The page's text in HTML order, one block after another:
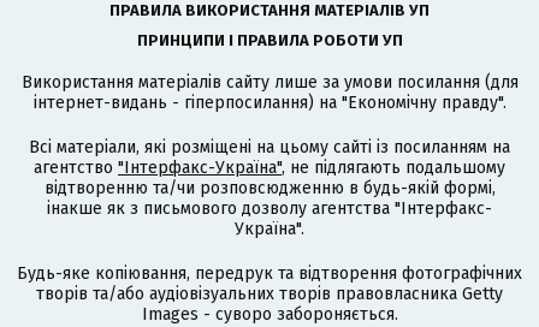
ПРАВИЛА ВИКОРИСТАННЯ МАТЕРІАЛІВ УП
ПРИНЦИПИ І ПРАВИЛА РОБОТИ УП
Використання матеріалів сайту лише за умови посилання (для
інтернет-видань - гіперпосилання) на "Економічну правду".
Всі матеріали, які розміщені на цьому сайті із посиланням на
агентство "Інтерфакс-Україна", не підлягають подальшому
відтворенню та/чи розповсюдженню в будь-якій формі,
інакше як з письмового дозволу агентства "Інтерфакс-
Україна".
Будь-яке копіювання, передрук та відтворення фотографічних
творів та/або аудіовізуальних творів правовласника Getty
Images - суворо забороняється.